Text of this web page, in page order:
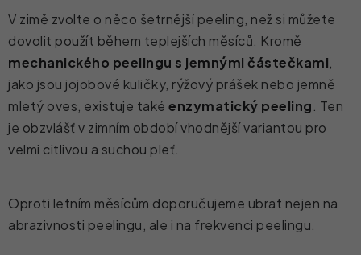
V zimě zvolte o něco šetrnější peeling, než si můžete
dovolit použít během teplejších měsíců. Kromě
mechanického peelingu s jemnými částečkami
jako jsou jojobové kuličky, rýžový prášek nebo jemně
mletý oves, existuje také enzymatický peeling . Ten
je obzvlášť v zimním období vhodnější variantou pro
velmi citlivou a suchou pleť.
Oproti letním měsícům doporučujeme ubrat nejen na
abrazivnosti peelingu, ale i na frekvenci peelingu.